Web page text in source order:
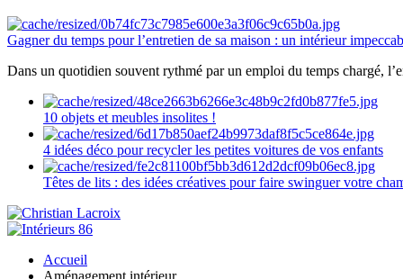
Gagner du temps pour l’entretien de sa maison : un intérieur
Dans un quotidien souvent rythmé par un emploi du temps chargé,
10 objets et meubles insolites !
4 idées déco pour recycler les petites voitures de vos enfants
Têtes de lits : des idées créatives pour faire swinguer votre
Accueil